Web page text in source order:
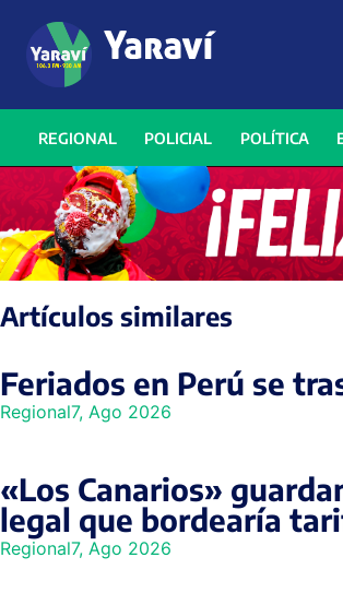
REGIONAL POLICIAL POLÍTICA
Artículos similares
Feriados en Perú se
Regional7, Ago 2026
«Los Canarios»
legal que bordearía
Regional7, Ago 2026